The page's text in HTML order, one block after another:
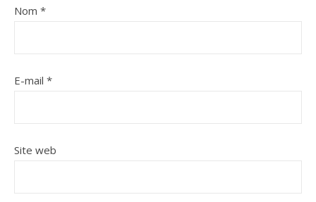
Nom *
E-mail *
Site web